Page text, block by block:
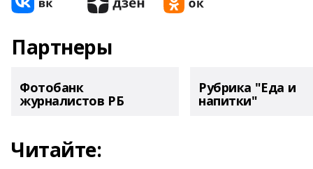
Партнеры
Фотобанк
журналистов РБ
Рубрика "Еда и
напитки"
Читайте: